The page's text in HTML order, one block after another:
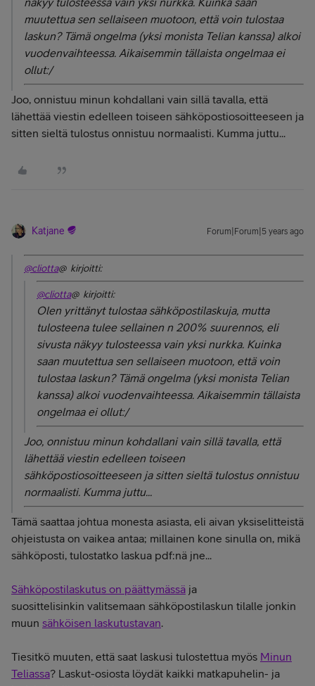
muutettua sen sellaiseen muotoon, että voin tulostaa
laskun? Tämä ongelma (yksi monista Telian kanssa) alkoi
vuodenvaihteessa. Aikaisemmin tällaista ongelmaa ei
ollut:/
Joo, onnistuu minun kohdallani vain sillä tavalla, että
lähettää viestin edelleen toiseen sähköpostiosoitteeseen ja
sitten sieltä tulostus onnistuu normaalisti. Kumma juttu...
Katjane Forum|Forum|5 years ago
@cliotta@ kirjoitti:
@cliotta@ kirjoitti:
Olen yrittänyt tulostaa sähköpostilaskuja, mutta
tulosteena tulee sellainen n 200% suurennos, eli
sivusta näkyy tulosteessa vain yksi nurkka. Kuinka
saan muutettua sen sellaiseen muotoon, että voin
tulostaa laskun? Tämä ongelma (yksi monista Telian
kanssa) alkoi vuodenvaihteessa. Aikaisemmin tällaista
ongelmaa ei ollut:/
Joo, onnistuu minun kohdallani vain sillä tavalla, että
lähettää viestin edelleen toiseen
sähköpostiosoitteeseen ja sitten sieltä tulostus onnistuu
normaalisti. Kumma juttu...
Tämä saattaa johtua monesta asiasta, eli aivan yksiselitteistä
ohjeistusta on vaikea antaa; millainen kone sinulla on, mikä
sähköposti, tulostatko laskua pdf:nä jne...
Sähköpostilaskutus on päättymässä ja
suosittelisinkin valitsemaan sähköpostilaskun tilalle jonkin
muun sähköisen laskutustavan.
Tiesitkö muuten, että saat laskusi tulostettua myös Minun
Teliassa? Laskut-osiosta löydät kaikki matkapuhelin- ja